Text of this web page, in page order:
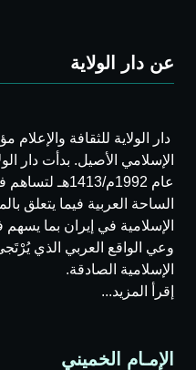
عن دار الولاية
دار الولاية للثقافة
الإسلامي الأصيل. بدأت دار
عام 1992م/
الساحة العربية فيما يتعلق
الإسلامية في إيران بما
وعي الواقع العربي الذي
الإسلامية الصادقة.
إقرأ المزيد...
الإمـام الخميني